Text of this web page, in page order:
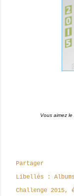
Vous aimez
Partager
Libellés :
Challenge 2015